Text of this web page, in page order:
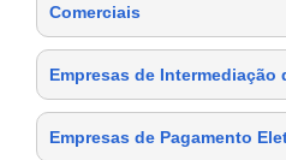
Comerciais
Empresas de Intermediação
Empresas de Pagamento